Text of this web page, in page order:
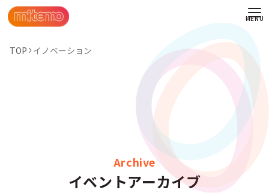
TOP イノベーション
Archive
イベントアーカイブ